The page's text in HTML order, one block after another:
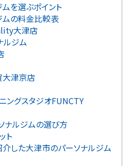
を選ぶポイント
ムの料金比較表
大津店
ルジム
大津京店
ニングスタジオFUNCTY
ナルジムの選び方
ト
介した大津市のパーソナルジム